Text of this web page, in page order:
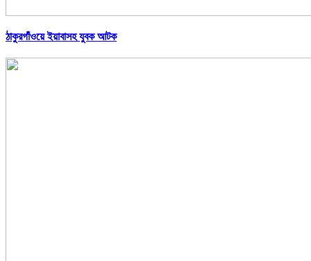
ঠাকুরগাঁওয়ে ইয়াবাসহ যুবক আটক